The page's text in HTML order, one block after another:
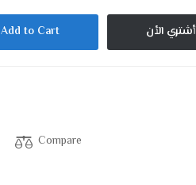
Add to Cart أشتري الأن
Compare